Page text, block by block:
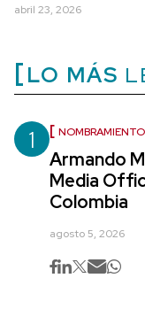
abril 23, 2026
LO MÁS
1
Armando
Media
Colombia
agosto 5, 2026